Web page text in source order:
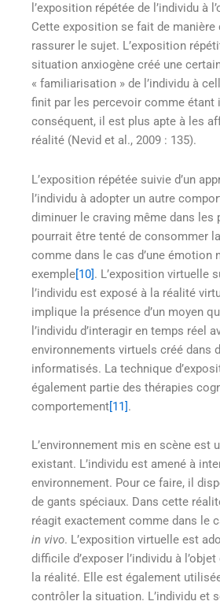
l’exposition répétée de l’individu à
Cette exposition se fait de manière
rassurer le sujet. L’exposition
situation anxiogène créé une
« familiarisation » de l’individu à
finit par les percevoir comme étant
conséquent, il est plus apte à les
réalité (Nevid et al., 2009 : 135).
L’exposition répétée suivie d’un
l’individu à adopter un autre
diminuer le craving même dans les
pourrait être tenté de consommer
comme dans le cas d’une émotion
exemple[10]. L’exposition virtuelle
l’individu est exposé à la réalité
implique la présence d’un moyen
l’individu d’interagir en temps réel
environnements virtuels créé dans
informatisés. La technique
également partie des thérapies
comportement[11].
L’environnement mis en scène est
existant. L’individu est amené à
environnement. Pour ce faire, il
de gants spéciaux. Dans cette
réagit exactement comme dans le
in vivo. L’exposition virtuelle est
difficile d’exposer l’individu à
la réalité. Elle est également
contrôler la situation. L’individu et